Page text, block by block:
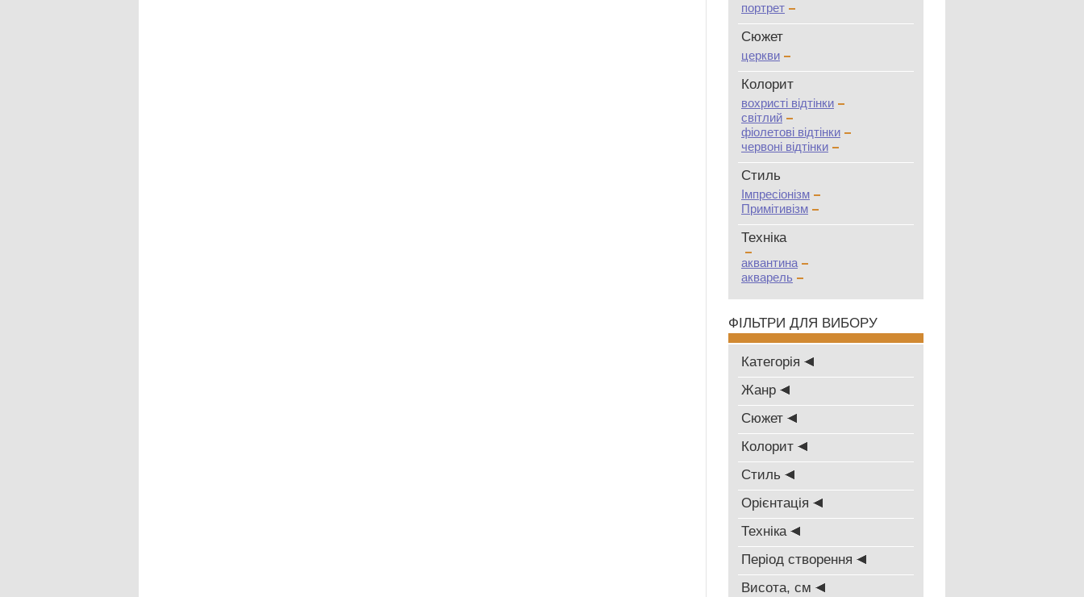
портрет
Сюжет
церкви
Колорит
вохристі відтінки
світлий
фіолетові відтінки
червоні відтінки
Стиль
Імпресіонізм
Примітивізм
Техніка
аквантина
акварель
ФІЛЬТРИ ДЛЯ ВИБОРУ
Категорія
Жанр
Сюжет
Колорит
Стиль
Oрієнтація
Техніка
Період створення
Висота, см